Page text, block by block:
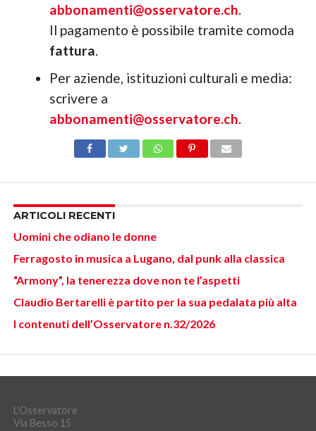
abbonamenti@osservatore.ch
Il pagamento è possibile tramite comoda
fattura
Per aziende, istituzioni culturali e media:
scrivere a
abbonamenti@osservatore.ch
ARTICOLI RECENTI
Uomini che odiano le donne
Ferragosto in musica a Lugano, dal punk alla classica
“Armony”, la tenerezza dove non te l’aspetti
Claudio Bertarelli è partito per la sua pedalata più alta
I contenuti dell’Osservatore n.32/2026
L'Osservatore
Via Besso 15